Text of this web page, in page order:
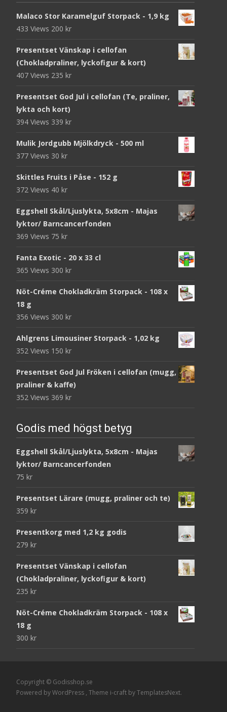
Malaco Stor Karamelguf Storpack - 1,9 kg
433 Views 200 kr
Presentset Vänskap i cellofan
(Chokladpraliner, lyckofigur & kort)
407 Views 235 kr
Presentset God Jul i cellofan (Te, praliner,
lykta och kort)
394 Views 339 kr
Mulik Jordgubb Mjölkdryck - 500 ml
377 Views 30 kr
Skittles Fruits i Påse - 152 g
372 Views 40 kr
Eggshell Skål/Ljuslykta, 5x8cm - Majas
lyktor/ Barncancerfonden
369 Views 75 kr
Fanta Exotic - 20 x 33 cl
365 Views 300 kr
Nöt-Créme Chokladkräm Storpack - 108 x
18 g
356 Views 300 kr
Ahlgrens Limousiner Storpack - 1,02 kg
352 Views 150 kr
Presentset God Jul Fröken i cellofan (mugg,
praliner & kaffe)
352 Views 369 kr
Godis med högst betyg
Eggshell Skål/Ljuslykta, 5x8cm - Majas
lyktor/ Barncancerfonden
75 kr
Presentset Lärare (mugg, praliner och te)
359 kr
Presentkorg med 1,2 kg godis
279 kr
Presentset Vänskap i cellofan
(Chokladpraliner, lyckofigur & kort)
235 kr
Nöt-Créme Chokladkräm Storpack - 108 x
18 g
300 kr
Copyright © Godisshop.se
Powered by WordPress , Theme i-craft by TemplatesNext.